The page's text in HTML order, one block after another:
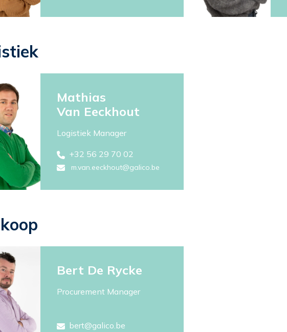
Mathias
Van Eeckhout
Logistiek Manager
+32 56 29 70 02
m.van.eeckhout@galico.be
Bert De Rycke
Procurement Manager
bert@galico.be